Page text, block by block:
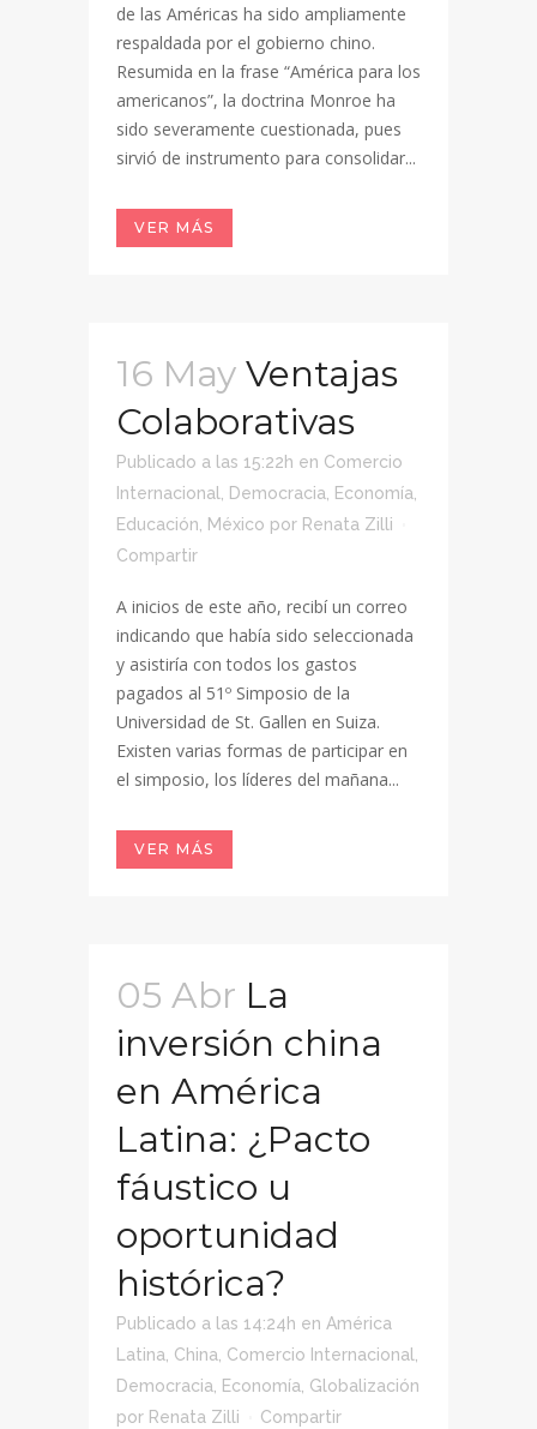
de las Américas ha sido ampliamente
respaldada por el gobierno chino.
Resumida en la frase “América para los
americanos”, la doctrina Monroe ha
sido severamente cuestionada, pues
sirvió de instrumento para consolidar...
VER MÁS
16 May Ventajas
Colaborativas
Publicado a las 15:22h en Comercio
Internacional
Democracia Economía
Educación
México por Renata Zilli
Compartir
A inicios de este año, recibí un correo
indicando que había sido seleccionada
y asistiría con todos los gastos
pagados al 51º Simposio de la
Universidad de St. Gallen en Suiza.
Existen varias formas de participar en
el simposio, los líderes del mañana...
VER MÁS
05 Abr La
inversión china
en América
Latina: ¿Pacto
fáustico u
oportunidad
histórica?
Publicado a las 14:24h en América
Latina China Comercio Internacional
Democracia
Economía Globalización
por Renata Zilli Compartir